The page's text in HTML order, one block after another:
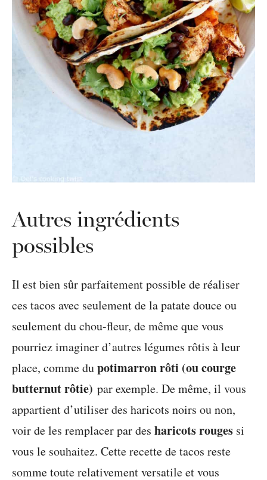
Autres ingrédients
possibles
Il est bien sûr parfaitement possible de réaliser
ces tacos avec seulement de la patate douce ou
seulement du chou-fleur, de même que vous
pourriez imaginer d’autres légumes rôtis à leur
place, comme dupotimarron rôti (ou courge
butternut rôtie) par exemple. De même, il vous
appartient d’utiliser des haricots noirs ou non,
voir de les remplacer par des haricots rouges si
vous le souhaitez. Cette recette de tacos reste
somme toute relativement versatile et vous